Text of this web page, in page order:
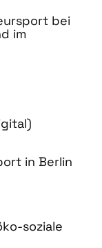
bei
im
in Berlin
soziale